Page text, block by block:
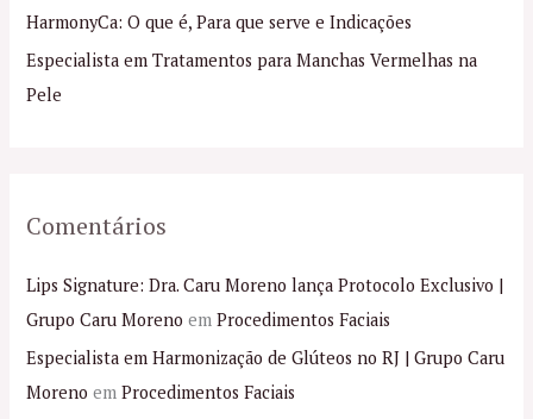
p
o
r
HarmonyCa: O que é, Para que serve e Indicações
Especialista em Tratamentos para Manchas Vermelhas na
Pele
Comentários
Lips Signature: Dra. Caru Moreno lança Protocolo Exclusivo |
Grupo Caru Moreno emProcedimentos Faciais
Especialista em Harmonização de Glúteos no RJ | Grupo Caru
Moreno emProcedimentos Faciais